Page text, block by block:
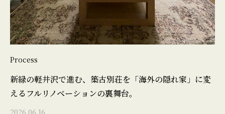
Process
新緑の軽井沢で進む、築古別荘を「海外の隠れ家」に変
えるフルリノベーションの裏舞台。
2026.06.16